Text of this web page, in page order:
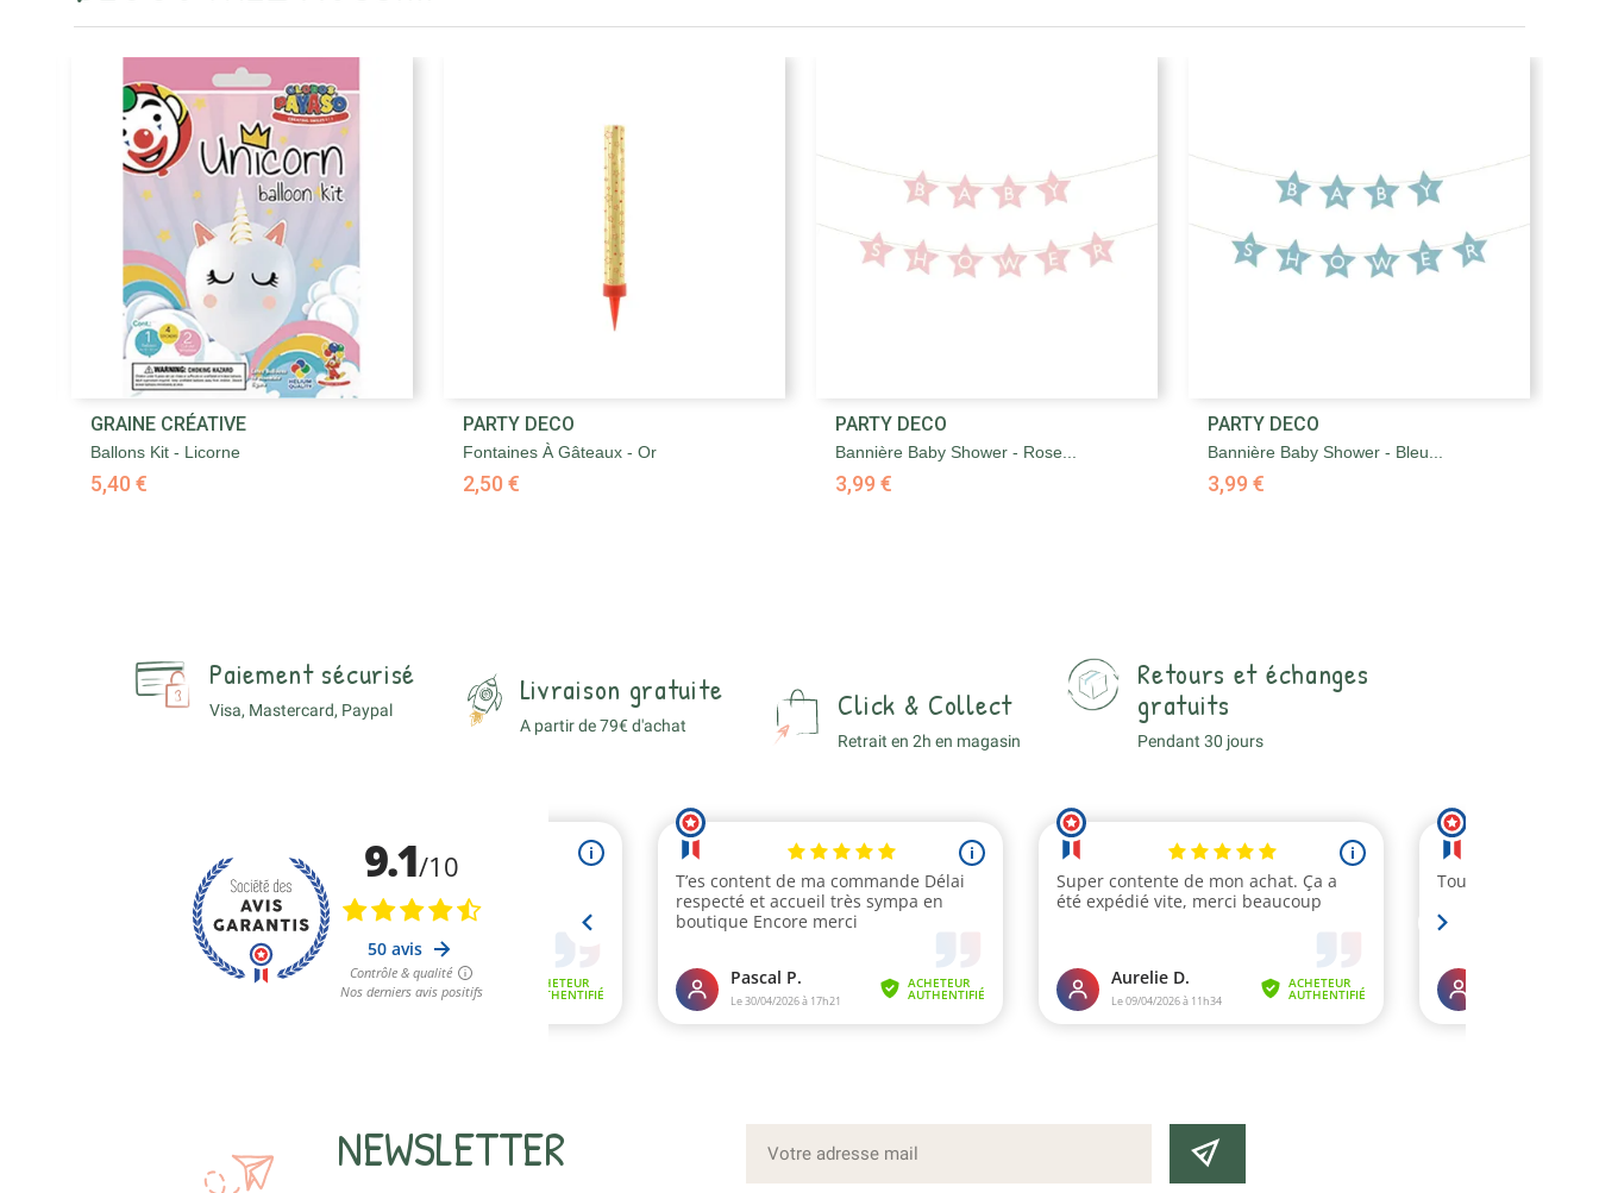
Aperçu rapide
GRAINE CRÉATIVE
Ballons Kit - Licorne
5,40 €
Aperçu rapide
PARTY DECO
Fontaines À Gâteaux - Or
2,50 €
Aperçu rapide
PARTY DECO
Bannière Baby Shower - Rose...
3,99 €
Aperçu rapide
PARTY DECO
Bannière Baby Shower - Bleu...
3,99 €
Paiement sécurisé
Visa, Mastercard, Paypal
Livraison gratuite
A partir de 79€ d'achat
Click & Collect
Retrait en 2h en magasin
Retours et échanges
gratuits
Pendant 30 jours
NEWSLETTER